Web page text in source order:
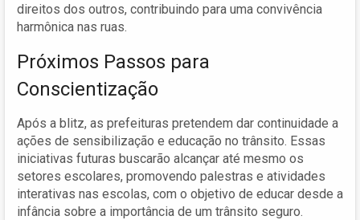
direitos dos outros, contribuindo para uma convivência
harmônica nas ruas.
Próximos Passos para
Conscientização
Após a blitz, as prefeituras pretendem dar continuidade a
ações de sensibilização e educação no trânsito. Essas
iniciativas futuras buscarão alcançar até mesmo os
setores escolares, promovendo palestras e atividades
interativas nas escolas, com o objetivo de educar desde a
infância sobre a importância de um trânsito seguro.